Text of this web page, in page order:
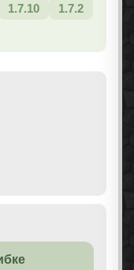
1.7.10
1.7.2